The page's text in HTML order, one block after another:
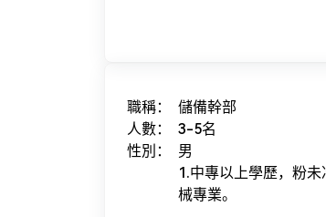
職稱：
儲備幹部
人數：
3-5名
性別：
男
1.中專以上學歷，粉未
械專業。